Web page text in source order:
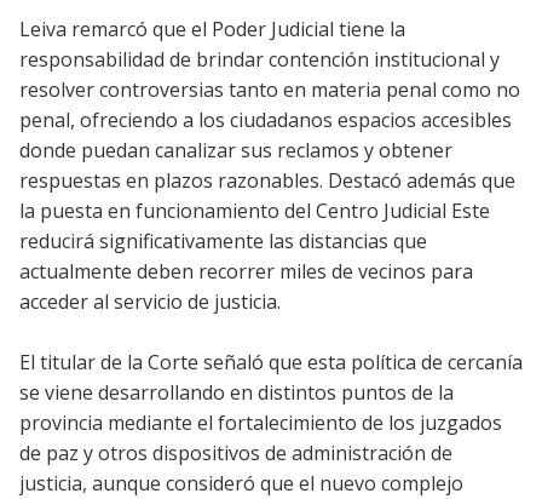
Leiva remarcó que el Poder Judicial tiene la
responsabilidad de brindar contención institucional y
resolver controversias tanto en materia penal como no
penal, ofreciendo a los ciudadanos espacios accesibles
donde puedan canalizar sus reclamos y obtener
respuestas en plazos razonables. Destacó además que
la puesta en funcionamiento del Centro Judicial Este
reducirá significativamente las distancias que
actualmente deben recorrer miles de vecinos para
acceder al servicio de justicia.
El titular de la Corte señaló que esta política de cercanía
se viene desarrollando en distintos puntos de la
provincia mediante el fortalecimiento de los juzgados
de paz y otros dispositivos de administración de
justicia, aunque consideró que el nuevo complejo